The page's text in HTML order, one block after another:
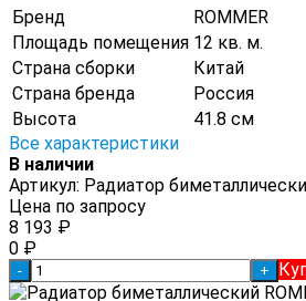
Бренд
ROMMER
Площадь помещения 12 кв. м.
Страна сборки
Китай
Страна бренда
Россия
Высота
41.8 см
Все характеристики
В наличии
Артикул: Радиатор
Цена по запросу
8 193 ₽
0 ₽
- +